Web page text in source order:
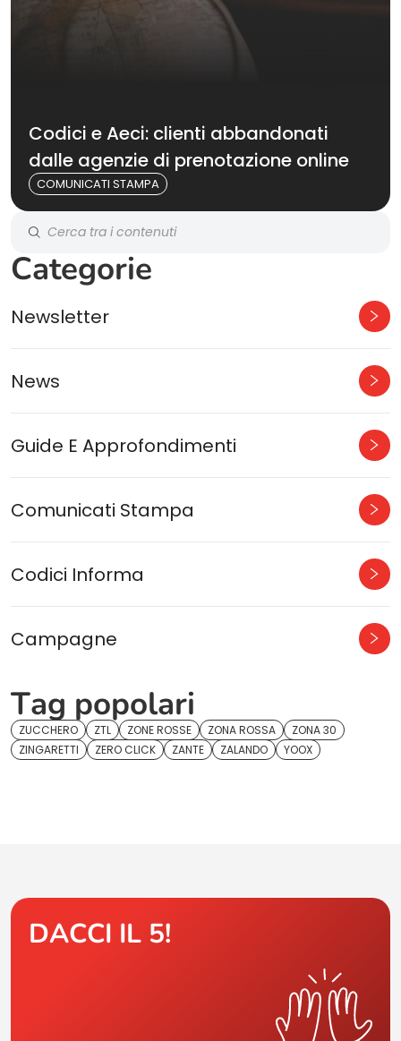
Codici e Aeci: clienti abbandonati
dalle agenzie di prenotazione online
COMUNICATI STAMPA
Categorie
Newsletter
News
Guide E Approfondimenti
Comunicati Stampa
Codici Informa
Campagne
Tag popolari
ZUCCHERO ZTL ZONE ROSSE ZONA ROSSA
ZONA 30
ZINGARETTI
ZERO CLICK ZANTE ZALANDO YOOX
DACCI IL 5!